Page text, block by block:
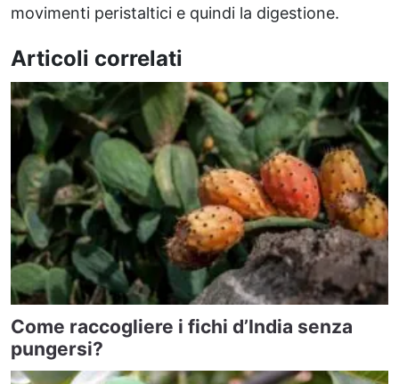
movimenti peristaltici e quindi la digestione.
Articoli correlati
Come raccogliere i fichi d’India senza
pungersi?